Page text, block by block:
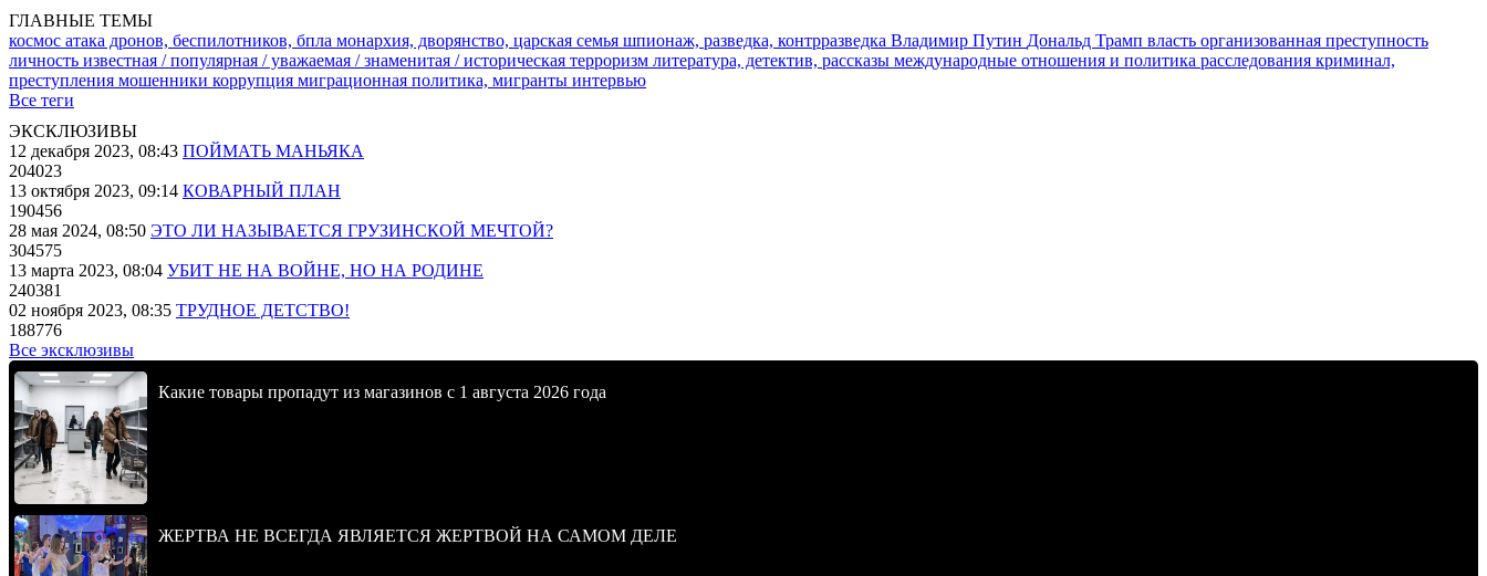
ГЛАВНЫЕ ТЕМЫ
космос атака дронов, беспилотников, бпла монархия, дворянство, царская семья шпионаж, разведка, контрразведка Владимир Путин Дональд Трамп власть организованная преступность
личность известная / популярная / уважаемая / знаменитая / историческая терроризм литература, детектив, рассказы международные отношения и политика расследования криминал,
преступления мошенники коррупция миграционная политика, мигранты интервью
Все теги
ЭКСКЛЮЗИВЫ
12 декабря 2023, 08:43 ПОЙМАТЬ МАНЬЯКА
204023
13 октября 2023, 09:14 КОВАРНЫЙ ПЛАН
190456
28 мая 2024, 08:50 ЭТО ЛИ НАЗЫВАЕТСЯ ГРУЗИНСКОЙ МЕЧТОЙ?
304575
13 марта 2023, 08:04 УБИТ НЕ НА ВОЙНЕ, НО НА РОДИНЕ
240381
02 ноября 2023, 08:35 ТРУДНОЕ ДЕТСТВО!
188776
Все эксклюзивы
Какие товары пропадут из магазинов с 1 августа 2026 года
ЖЕРТВА НЕ ВСЕГДА ЯВЛЯЕТСЯ ЖЕРТВОЙ НА САМОМ ДЕЛЕ